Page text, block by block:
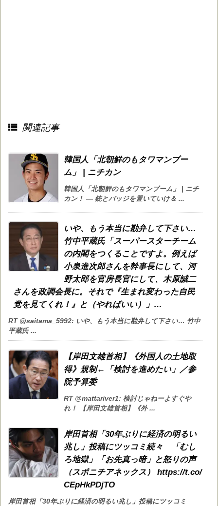
 関連記事
韓国人「北朝鮮のもタワマンブー
ム」 | ニチカン
韓国人「北朝鮮のもタワマンブーム」 | ニチ
カン！ — 銃とバッジを置いていけ＆ ...
いや、もう本当に勘弁して下さい…
竹中平蔵氏「スーパースターチーム
の内閣をつくることですよ。例えば
小泉進次郎さんを幹事長にして、河
野太郎を官房長官にして、木原誠二
さんを政調会長に。それで『生まれ変わった自民
党を見てくれ！』と（やればいい）」…
RT @saitama_5992: いや、もう本当に勘弁して下さい… 竹中
平蔵氏 ...
【岸田文雄首相】《外国人の土地取
得》規制←「検討を進めたい」／参
院予算委
RT @mattariver1: 検討じゃねーよすぐや
れ！ 【岸田文雄首相】《外 ...
岸田首相「30年ぶりに経済の明るい
兆し」投稿にツッコミ続々 「むし
ろ地獄」「お先真っ暗」と怒りの声
（スポニチアネックス） https://t.co/
CEpHkPDjTO
岸田首相「30年ぶりに経済の明るい兆し」投稿にツッコミ